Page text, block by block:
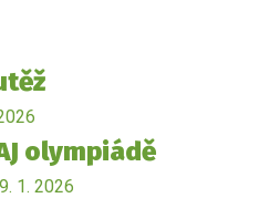
olympiádě
1. 2026